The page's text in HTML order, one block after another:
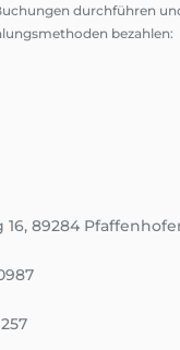
durchführen
bezahlen:
89284